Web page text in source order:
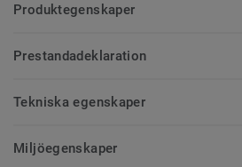
Produktegenskaper
Prestandadeklaration
Tekniska egenskaper
Miljöegenskaper